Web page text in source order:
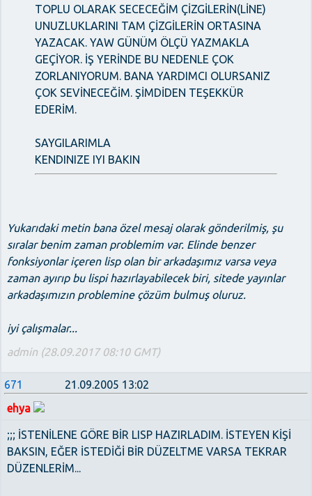
TOPLU OLARAK SECECEĞİM ÇİZGİLERİN(LİNE)
UNUZLUKLARINI TAM ÇİZGİLERİN ORTASINA
YAZACAK. YAW GÜNÜM ÖLÇÜ YAZMAKLA
GEÇİYOR. İŞ YERİNDE BU NEDENLE ÇOK
ZORLANIYORUM. BANA YARDIMCI OLURSANIZ
ÇOK SEVİNECEĞİM. ŞİMDİDEN TEŞEKKÜR
EDERİM.
SAYGILARIMLA
KENDINIZE IYI BAKIN
Yukarıdaki metin bana özel mesaj olarak gönderilmiş, şu
sıralar benim zaman problemim var. Elinde benzer
fonksiyonlar içeren lisp olan bir arkadaşımız varsa veya
zaman ayırıp bu lispi hazırlayabilecek biri, sitede yayınlar
arkadaşımızın problemine çözüm bulmuş oluruz.
iyi çalışmalar...
admin (28.09.2017 08:10 GMT)
671
21.09.2005 13:02
ehya
;;; İSTENİLENE GÖRE BİR LISP HAZIRLADIM. İSTEYEN KİŞİ
BAKSIN, EĞER İSTEDİĞİ BİR DÜZELTME VARSA TEKRAR
DÜZENLERİM...